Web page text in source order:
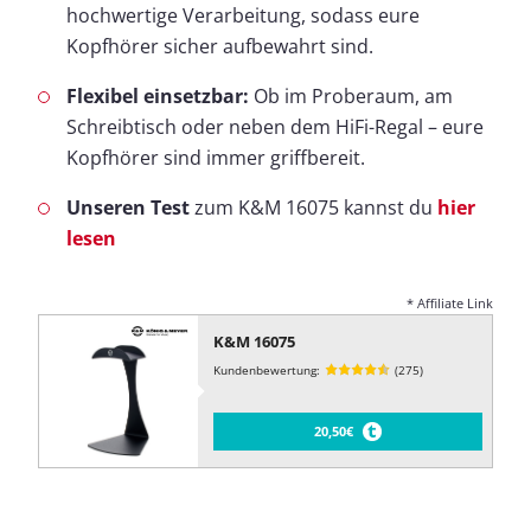
hochwertige Verarbeitung, sodass eure
Kopfhörer sicher aufbewahrt sind.
Flexibel einsetzbar: Ob im Proberaum, am
Schreibtisch oder neben dem HiFi-Regal – eure
Kopfhörer sind immer griffbereit.
Unseren Testzum K&M 16075 kannst du hier
lesen
* Affiliate Link
K&M 16075
Kundenbewertung: (275)
20,50€